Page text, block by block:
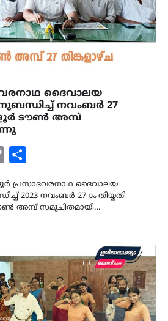
ദൈവാലയ
നവംബർ 27
ടൗൺ അമ്പ്
Copy
പ്രസാദവരനാഥ ദൈവാലയ
2023 നവംബർ 27-ാം തിയ്യതി
അമ്പ് സമുചിതമായി…